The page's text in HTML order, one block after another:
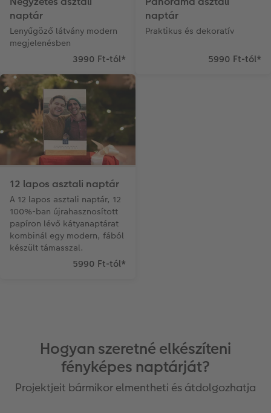
Matrica nyomtatás azonnal
CEWE myPhotos
Kiegészítők
CEWE myPhotos
CEWE myPhotos
naptár
Lenyűgöző látvány modern
megjelenésben
3990 Ft-tól*
naptár
Praktikus és dekoratív
5990 Ft-tól*
12 lapos asztali naptár
A 12 lapos asztali naptár, 12
100%-ban újrahasznosított
papíron lévő kátyanaptárat
kombinál egy modern, fából
készült támasszal.
5990 Ft-tól*
Hogyan szeretné elkészíteni
fényképes naptárját?
Projektjeit bármikor elmentheti és átdolgozhatja